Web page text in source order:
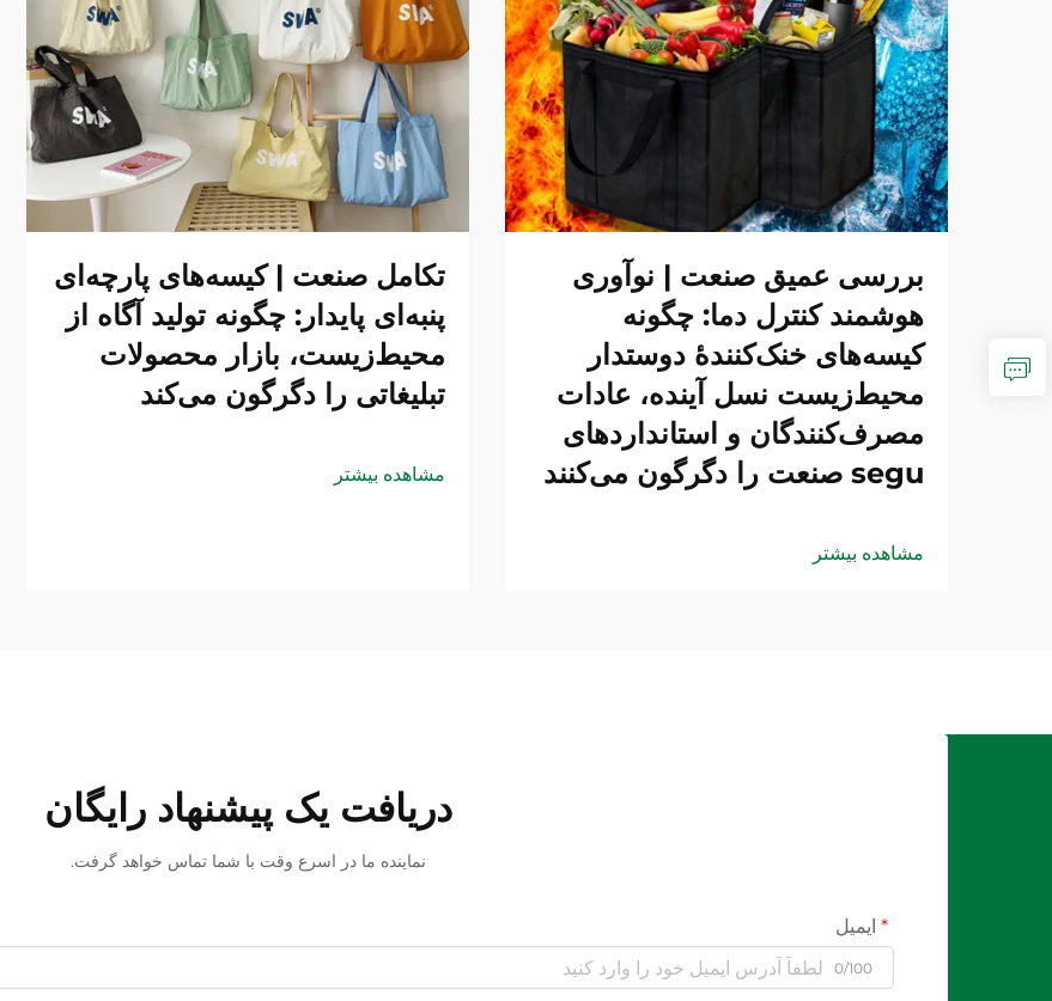
بررسی عمیق صنعت | نوآوری
هوشمند کنترل دما: چگونه
کیسه‌های خنک‌کنندهٔ دوستدار
محیط‌زیست نسل آینده، عادات
مصرف‌کنندگان و استانداردهای
segu صنعت را دگرگون می‌کنند
مشاهده بیشتر
تکامل صنعت | کیسه‌های پارچه‌ای
پنبه‌ای پایدار: چگونه تولید آگاه از
محیط‌زیست، بازار محصولات
تبلیغاتی را دگرگون می‌کند
مشاهده بیشتر
دریافت یک پیشنهاد رایگان
نماینده ما در اسرع وقت با شما تماس خواهد گرفت.
ایمیل
0/100